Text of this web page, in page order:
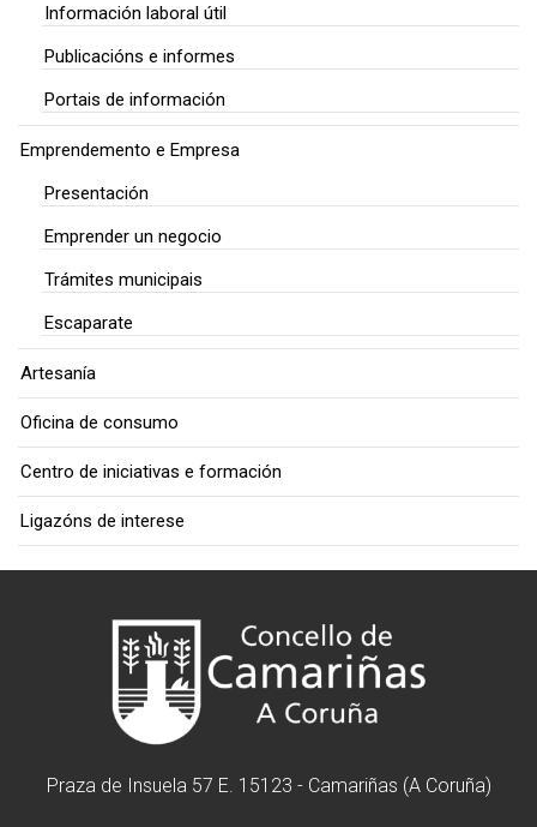
Información laboral útil
Publicacións e informes
Portais de información
Emprendemento e Empresa
Presentación
Emprender un negocio
Trámites municipais
Escaparate
Artesanía
Oficina de consumo
Centro de iniciativas e formación
Ligazóns de interese
Praza de Insuela 57 E. 15123 - Camariñas (A Coruña)